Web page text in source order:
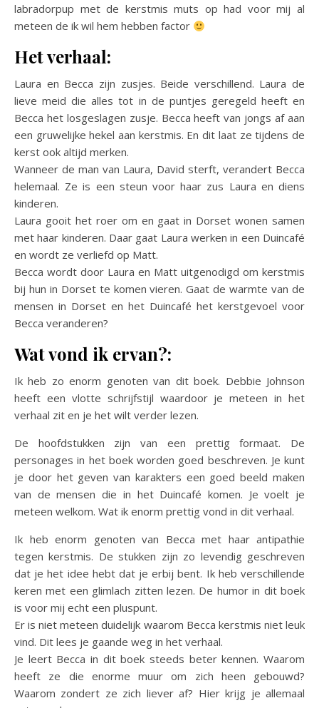
labradorpup met de kerstmis muts op had voor mij al
meteen de ik wil hem hebben factor
Het verhaal:
Laura en Becca zijn zusjes. Beide verschillend. Laura de
lieve meid die alles tot in de puntjes geregeld heeft en
Becca het losgeslagen zusje. Becca heeft van jongs af aan
een gruwelijke hekel aan kerstmis. En dit laat ze tijdens de
kerst ook altijd merken.
Wanneer de man van Laura, David sterft, verandert Becca
helemaal. Ze is een steun voor haar zus Laura en diens
kinderen.
Laura gooit het roer om en gaat in Dorset wonen samen
met haar kinderen. Daar gaat Laura werken in een Duincafé
en wordt ze verliefd op Matt.
Becca wordt door Laura en Matt uitgenodigd om kerstmis
bij hun in Dorset te komen vieren. Gaat de warmte van de
mensen in Dorset en het Duincafé het kerstgevoel voor
Becca veranderen?
Wat vond ik ervan?:
Ik heb zo enorm genoten van dit boek. Debbie Johnson
heeft een vlotte schrijfstijl waardoor je meteen in het
verhaal zit en je het wilt verder lezen.
De hoofdstukken zijn van een prettig formaat. De
personages in het boek worden goed beschreven. Je kunt
je door het geven van karakters een goed beeld maken
van de mensen die in het Duincafé komen. Je voelt je
meteen welkom. Wat ik enorm prettig vond in dit verhaal.
Ik heb enorm genoten van Becca met haar antipathie
tegen kerstmis. De stukken zijn zo levendig geschreven
dat je het idee hebt dat je erbij bent. Ik heb verschillende
keren met een glimlach zitten lezen. De humor in dit boek
is voor mij echt een pluspunt.
Er is niet meteen duidelijk waarom Becca kerstmis niet leuk
vind. Dit lees je gaande weg in het verhaal.
Je leert Becca in dit boek steeds beter kennen. Waarom
heeft ze die enorme muur om zich heen gebouwd?
Waarom zondert ze zich liever af? Hier krijg je allemaal